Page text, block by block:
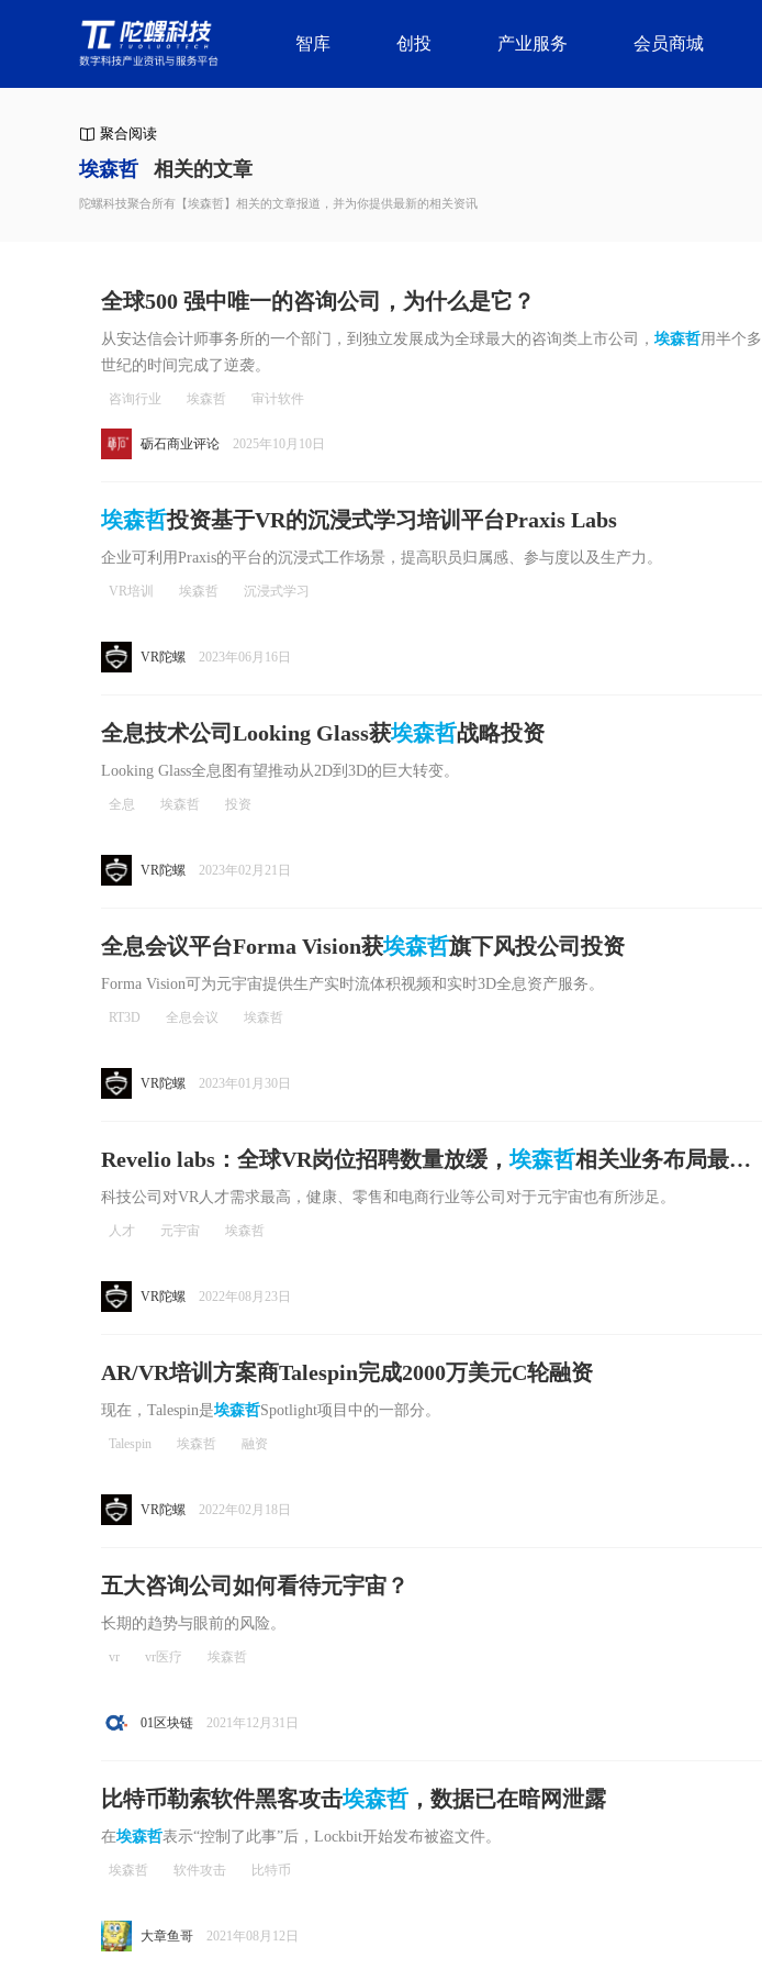
智库 创投 产业服务 会员商城
聚合阅读
埃森哲 相关的文章
陀螺科技聚合所有【埃森哲】相关的文章报道，并为你提供最新的相关资讯
全球500 强中唯一的咨询公司，为什么是它？
从安达信会计师事务所的一个部门，到独立发展成为全球最大的咨询类上市公司， 埃森哲用半个多
世纪的时间完成了逆袭。
咨询行业 埃森哲 审计软件
砺石商业评论 2025年10月10日
埃森哲投资基于VR的沉浸式学习培训平台Praxis Labs
企业可利用Praxis的平台的沉浸式工作场景，提高职员归属感、参与度以及生产力。
VR培训 埃森哲 沉浸式学习
VR陀螺 2023年06月16日
全息技术公司Looking Glass获埃森哲战略投资
Looking Glass全息图有望推动从2D到3D的巨大转变。
全息 埃森哲 投资
VR陀螺 2023年02月21日
全息会议平台Forma Vision获埃森哲旗下风投公司投资
Forma Vision可为元宇宙提供生产实时流体积视频和实时3D全息资产服务。
RT3D 全息会议 埃森哲
VR陀螺 2023年01月30日
Revelio labs：全球VR岗位招聘数量放缓，埃森哲相关业务布局最积
极
科技公司对VR人才需求最高，健康、零售和电商行业等公司对于元宇宙也有所涉足。
人才 元宇宙 埃森哲
VR陀螺 2022年08月23日
AR/VR培训方案商Talespin完成2000万美元C轮融资
现在，Talespin是埃森哲Spotlight项目中的一部分。
Talespin 埃森哲 融资
VR陀螺 2022年02月18日
五大咨询公司如何看待元宇宙？
长期的趋势与眼前的风险。
vr vr医疗 埃森哲
01区块链 2021年12月31日
比特币勒索软件黑客攻击埃森哲 ，数据已在暗网泄露
在埃森哲表示“控制了此事”后，Lockbit开始发布被盗文件。
埃森哲 软件攻击 比特币
大章鱼哥 2021年08月12日